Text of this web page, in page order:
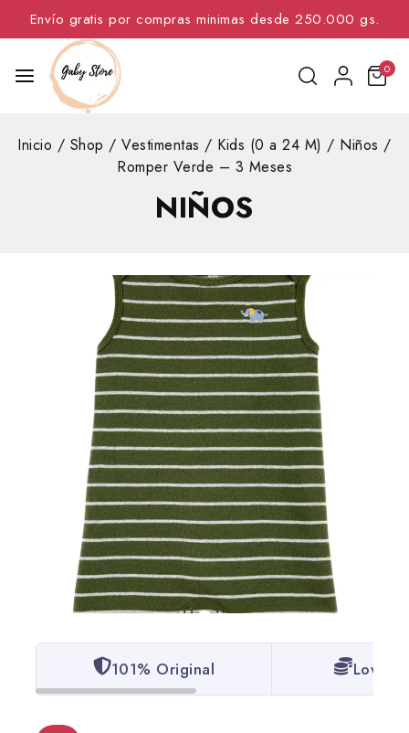
Envío gratis por compras minimas desde 250.000 gs.
0
Inicio / Shop / Vestimentas / Kids (0 a 24 M) / Niños /
Romper Verde – 3 Meses
NIÑOS
101% Original Lowest